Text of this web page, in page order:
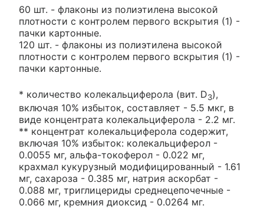
60 шт. - флаконы из полиэтилена высокой
плотности с контролем первого вскрытия (1) -
пачки картонные.
120 шт. - флаконы из полиэтилена высокой
плотности с контролем первого вскрытия (1) -
пачки картонные.
* количество колекальциферола (вит. D3),
включая 10% избыток, составляет - 5.5 мкг, в
виде концентрата колекальциферола - 2.2 мг.
** концентрат колекальциферола содержит,
включая 10% избыток: колекальциферол -
0.0055 мг, альфа-токоферол - 0.022 мг,
крахмал кукурузный модифицированный - 1.61
мг, сахароза - 0.385 мг, натрия аскорбат -
0.088 мг, триглицериды среднецепочечные -
0.066 мг, кремния диоксид - 0.0264 мг.